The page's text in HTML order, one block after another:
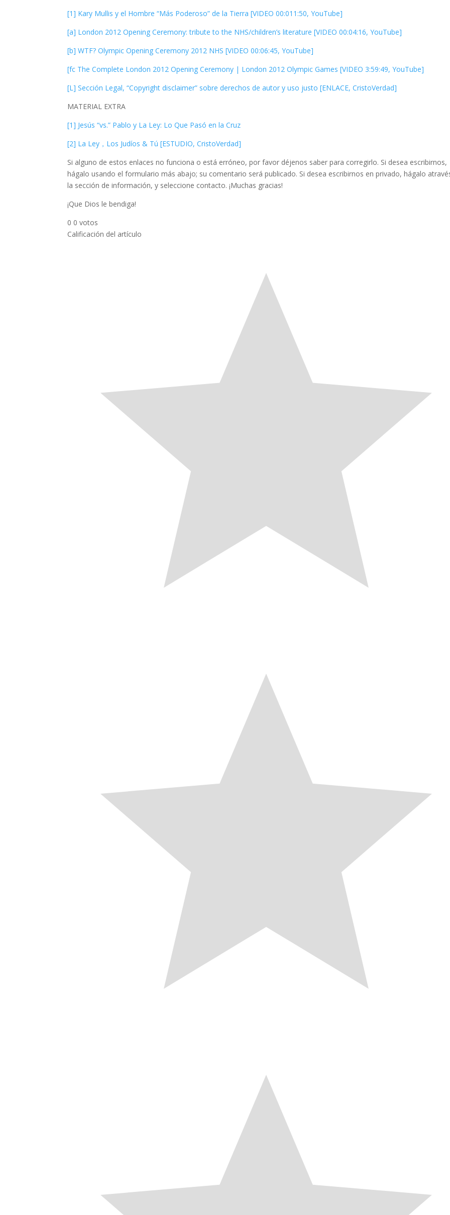
[1] Kary Mullis y el Hombre “Más Poderoso” de la Tierra [VIDEO 00:011:50, YouTube]
[a] London 2012 Opening Ceremony: tribute to the NHS/children’s literature [VIDEO 00:04:16, YouTube]
[b] WTF? Olympic Opening Ceremony 2012 NHS [VIDEO 00:06:45, YouTube]
[fc The Complete London 2012 Opening Ceremony | London 2012 Olympic Games [VIDEO 3:59:49, YouTube]
[L] Sección Legal, “Copyright disclaimer” sobre derechos de autor y uso justo [ENLACE, CristoVerdad]
MATERIAL EXTRA
[1] Jesús “vs.” Pablo y La Ley: Lo Que Pasó en la Cruz
[2] La Ley，Los Judíos & Tú [ESTUDIO, CristoVerdad]
Si alguno de estos enlaces no funciona o está erróneo, por favor déjenos saber para corregirlo. Si desea escribirnos,
hágalo usando el formulario más abajo; su comentario será publicado. Si desea escribirnos en privado, hágalo
la sección de información, y seleccione contacto. ¡Muchas gracias!
¡Que Dios le bendiga!
0 0 votos
Calificación del artículo